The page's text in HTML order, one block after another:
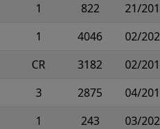
1 822
21/
1 4046
02/
CR 3182
02/
3 2875
04/
1 243
03/